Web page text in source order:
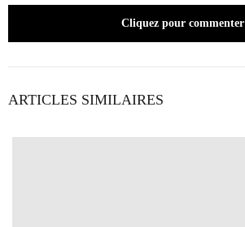
Cliquez pour commenter
ARTICLES SIMILAIRES